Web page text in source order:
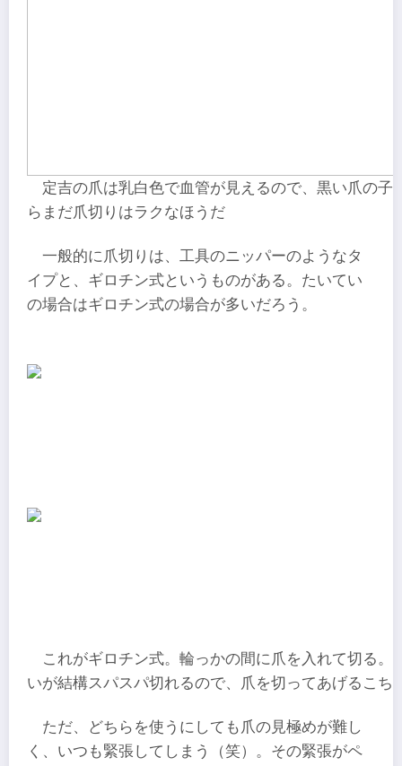
定吉の爪は乳白色で血管が見えるので、黒い爪の子
らまだ爪切りはラクなほうだ
一般的に爪切りは、工具のニッパーのようなタ
イプと、ギロチン式というものがある。たいてい
の場合はギロチン式の場合が多いだろう。
これがギロチン式。輪っかの間に爪を入れて切る。
いが結構スパスパ切れるので、爪を切ってあげるこち
ただ、どちらを使うにしても爪の見極めが難し
く、いつも緊張してしまう（笑）。その緊張がペ